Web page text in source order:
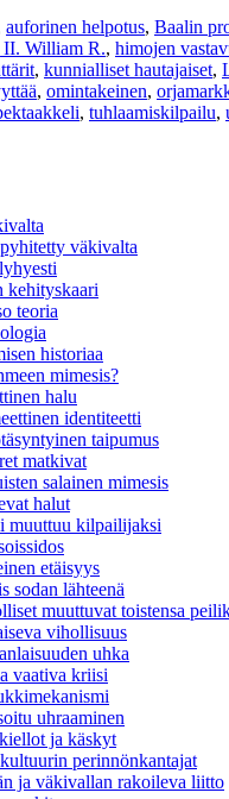
auforinen helpotus, Baalin
II. William R., himojen
, kunnialliset hautajaiset,
, omintakeinen,
, tuhlaamiskilpailu,
väkivalta
kehityskaari
teoria
historiaa
mimesis?
halu
identiteetti
taipumus
matkivat
salainen mimesis
halut
muuttuu kilpailijaksi
etäisyys
sodan lähteenä
muuttuvat toistensa
vihollisuus
uhka
vaativa kriisi
uhraaminen
ja käskyt
perinnönkantajat
ja väkivallan rakoileva liitto